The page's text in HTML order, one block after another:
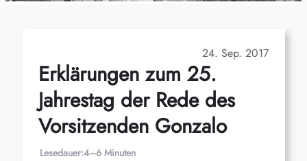
24. Sep. 2017
Erklärungen zum 25.
Jahrestag der Rede des
Vorsitzenden Gonzalo
Lesedauer:4–6 Minuten